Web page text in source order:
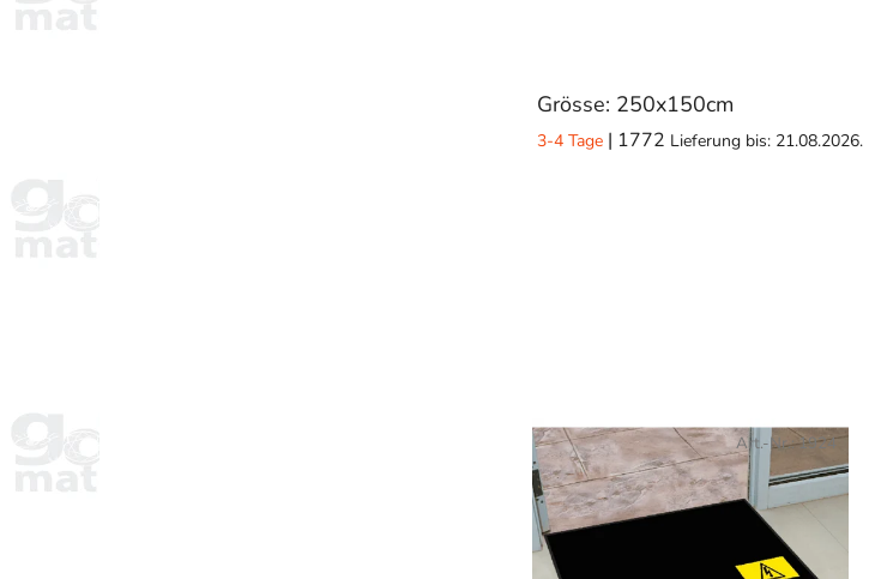
Grösse: 250x150cm
3-4 Tage | 1772 Lieferung bis: 21.08.2026.
Art.-Nr.:1924